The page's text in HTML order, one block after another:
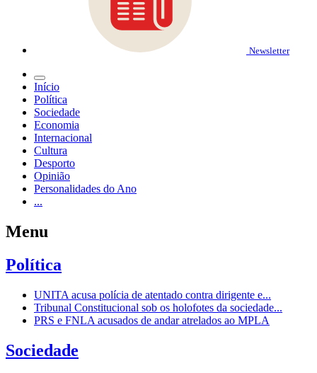
Newsletter
Início
Política
Sociedade
Economia
Internacional
Cultura
Desporto
Opinião
Personalidades do Ano
...
Menu
Política
UNITA acusa polícia de atentado contra dirigente e...
Tribunal Constitucional sob os holofotes da sociedade...
PRS e FNLA acusados de andar atrelados ao MPLA
Sociedade